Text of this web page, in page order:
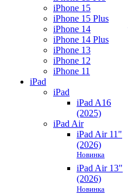
iPhone 15
iPhone 15 Plus
iPhone 14
iPhone 14 Plus
iPhone 13
iPhone 12
iPhone 11
iPad
iPad
iPad A16
(2025)
iPad Air
iPad Air 11"
(2026)
Новинка
iPad Air 13"
(2026)
Новинка